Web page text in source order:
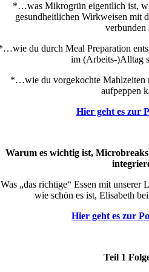
*…was Mikrogrün eigentlich ist,
gesundheitlichen Wirkweisen mit
verbunden
du durch Meal Preparation
im (Arbeits-)Alltag
*…wie du vorgekochte Mahlzeiten
aufpeppen
Hier geht es zur
Warum es wichtig ist,
Was „das richtige“ Essen mit unserer
wie schön es ist, Elisabeth
Hier geht es zur
Teil 1